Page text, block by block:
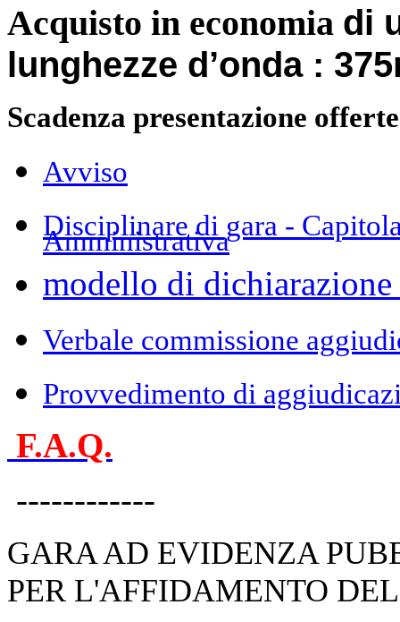
Acquisto in economia di
lunghezze d’onda :
Scadenza presentazione
Avviso
Disciplinare di gara -
Amministrativa
modello di
Verbale commissione
Provvedimento di
F.A.Q.
------------
GARA AD EVIDENZA
PER L'AFFIDAMENTO